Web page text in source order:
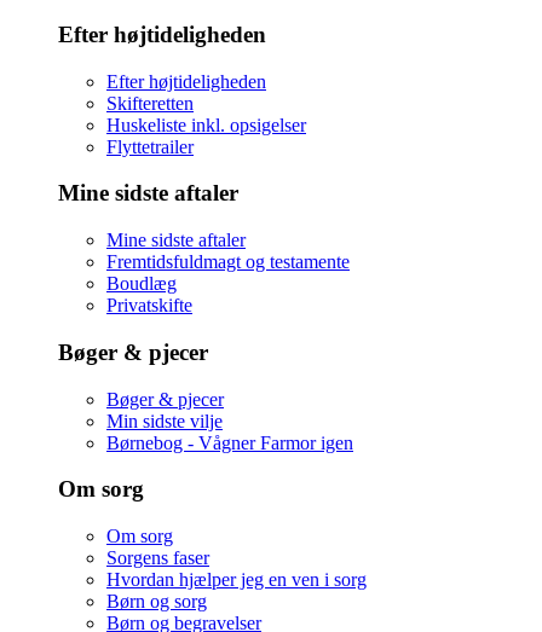
Efter højtideligheden
Efter højtideligheden
Skifteretten
Huskeliste inkl. opsigelser
Flyttetrailer
Mine sidste aftaler
Mine sidste aftaler
Fremtidsfuldmagt og testamente
Boudlæg
Privatskifte
Bøger & pjecer
Bøger & pjecer
Min sidste vilje
Børnebog - Vågner Farmor igen
Om sorg
Om sorg
Sorgens faser
Hvordan hjælper jeg en ven i sorg
Børn og sorg
Børn og begravelser